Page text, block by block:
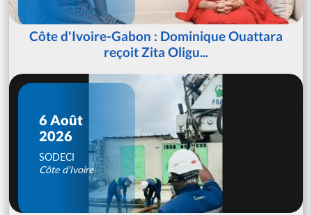
Côte d'Ivoire-Gabon : Dominique Ouattara
reçoit Zita Oligu...
6 Août
2026
SODECI
Côte d'Ivoire